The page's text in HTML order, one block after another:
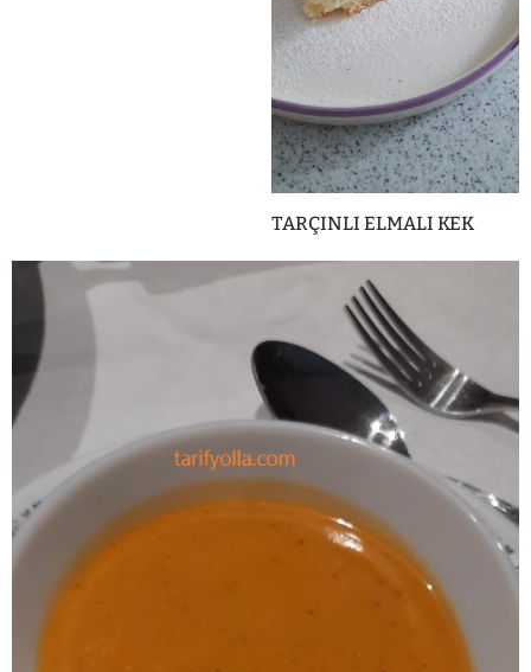
TARÇINLI ELMALI KEK